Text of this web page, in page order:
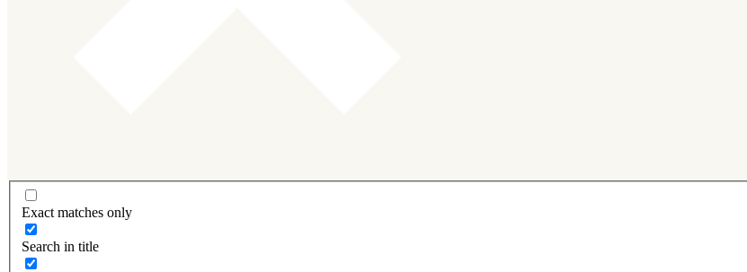
Exact matches only
Search in title